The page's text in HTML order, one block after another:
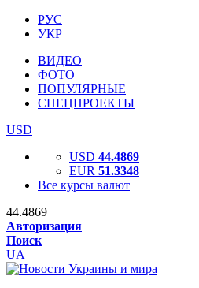
РУС
УКР
ВИДЕО
ФОТО
ПОПУЛЯРНЫЕ
СПЕЦПРОЕКТЫ
USD
USD 44.4869
EUR 51.3348
Все курсы валют
44.4869
Авторизация
Поиск
UA